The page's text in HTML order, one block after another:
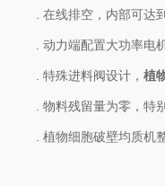
. 在线排空，内部可达
. 动力端配置大功率电
. 特殊进料阀设计， 植
. 物料残留量为零，特别
. 植物细胞破壁均质机整